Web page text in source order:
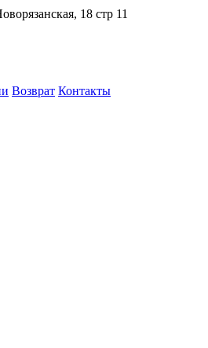
18 стр 11
Возврат Контакты